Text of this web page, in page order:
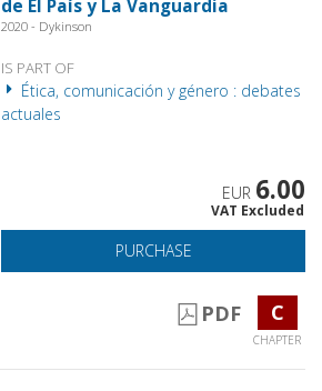
de El País y La Vanguardia
2020 - Dykinson
IS PART OF
Ética, comunicación y género : debates
actuales
EUR 6.00
VAT Excluded
PURCHASE
PDF C
CHAPTER